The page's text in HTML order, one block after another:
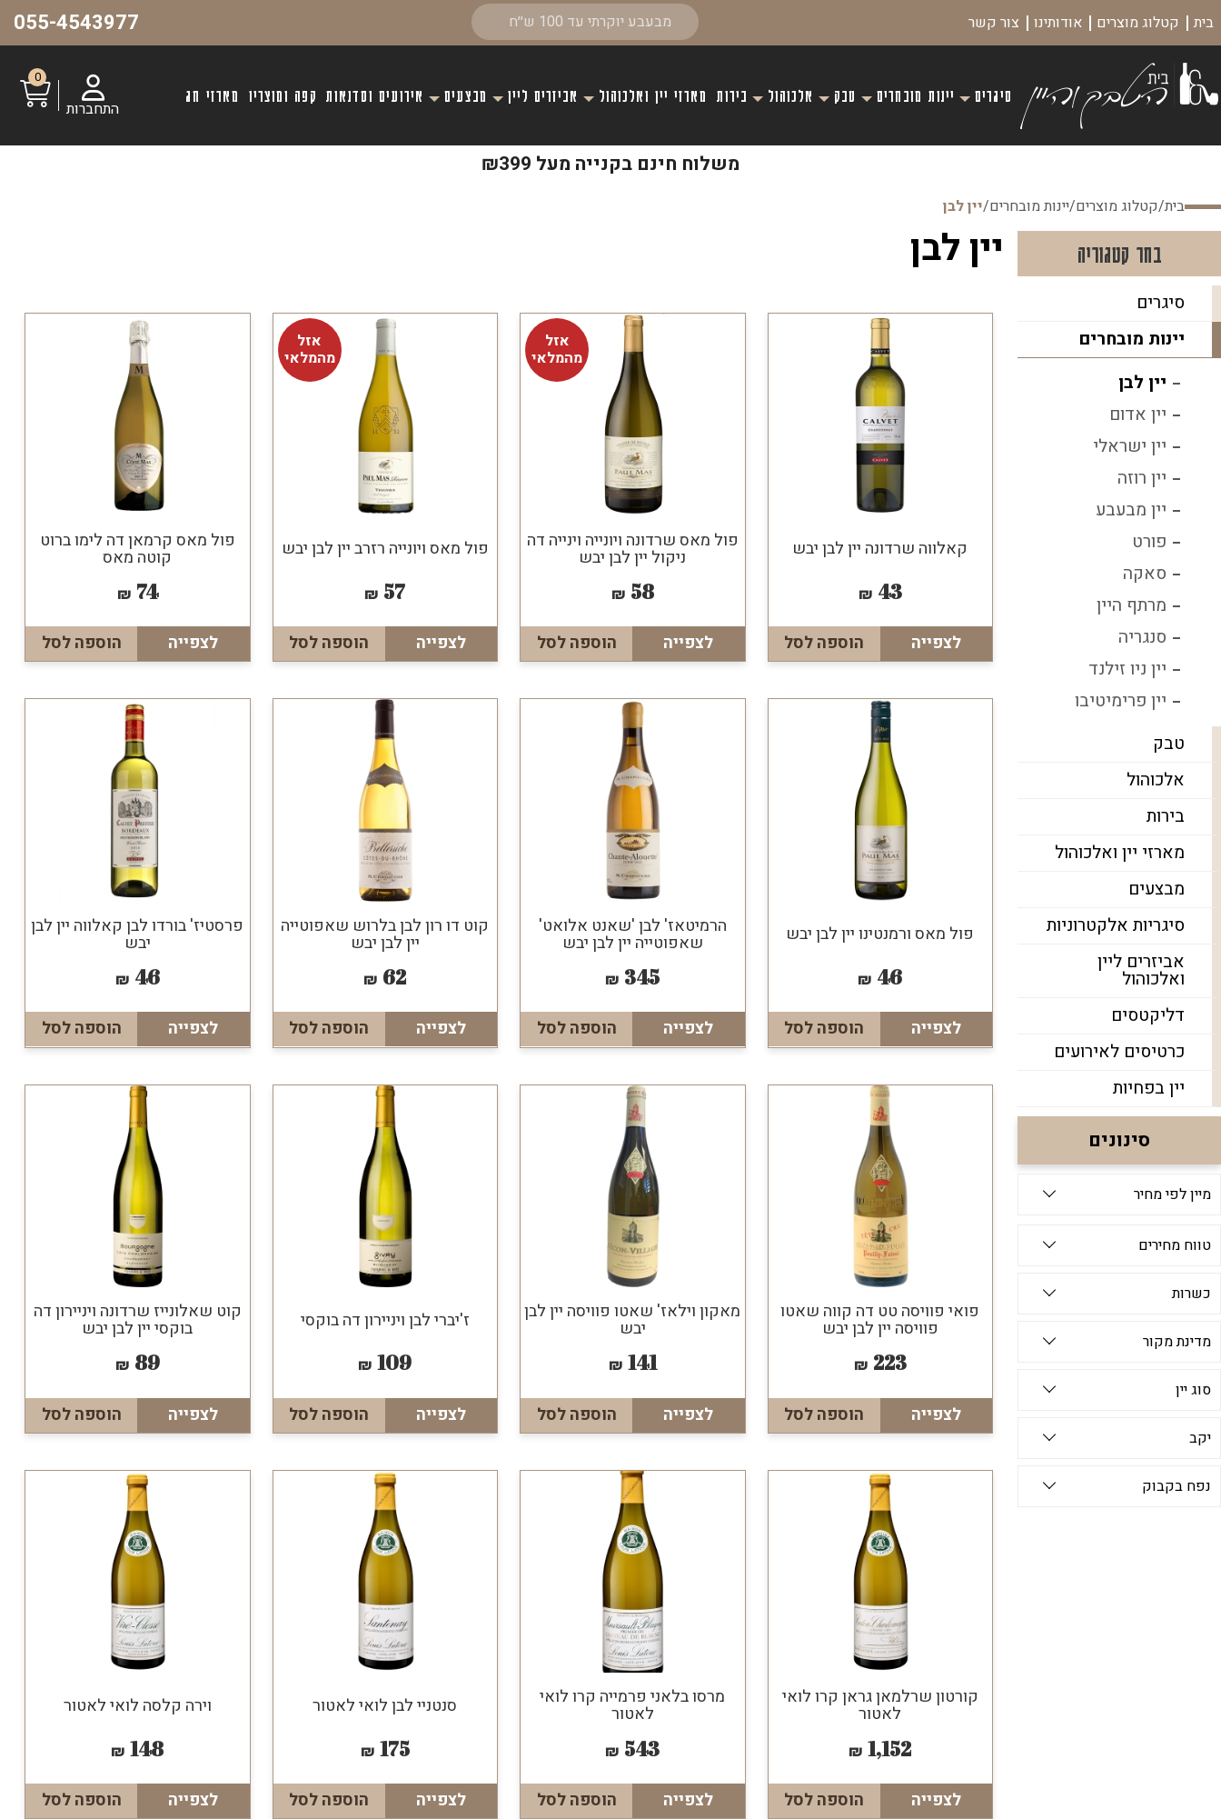
בית קטלוג מוצרים אודותינו צור קשר 055-4543977
סיגרים יינות מובחרים טבק אלכוהול בירות מארזי יין ואלכוהול אביזרים ליין מבצעים אירועים וסדנאות קפה ומוצריו מארזי חג
התחברות
0
משלוח חינם בקנייה מעל ₪399
בית/קטלוג מוצרים/יינות מובחרים/יין לבן
בחר קטגוריה
סיגרים
יינות מובחרים
יין לבן
יין אדום
יין ישראלי
יין רוזה
יין מבעבע
פורט
סאקה
מרתף היין
סנגריה
יין ניו זילנד
יין פרימיטיבו
טבק
אלכוהול
בירות
מארזי יין ואלכוהול
מבצעים
סיגריות אלקטרוניות
אביזרים ליין
ואלכוהול
דליקטסים
כרטיסים לאירועים
יין בפחיות
סינונים
טווח מחירים
כשרות
מדינת מקור
סוג יין
יקב
נפח בקבוק
יין לבן
קאלווה שרדונה יין לבן יבש
43
₪
לצפייה הוספה לסל
אזל
מהמלאי
פול מאס שרדונה ויונייה וינייה דה
ניקול יין לבן יבש
58
₪
לצפייה הוספה לסל
אזל
מהמלאי
פול מאס ויונייה רזרב יין לבן יבש
57
₪
לצפייה הוספה לסל
פול מאס קרמאן דה לימו ברוט
קוטה מאס
74
₪
לצפייה הוספה לסל
פול מאס ורמנטינו יין לבן יבש
46
₪
לצפייה הוספה לסל
הרמיטאז' לבן 'שאנט אלואט'
שאפוטייה יין לבן יבש
345
₪
לצפייה הוספה לסל
קוט דו רון לבן בלרוש שאפוטייה
יין לבן יבש
62
₪
לצפייה הוספה לסל
פרסטיז' בורדו לבן קאלווה יין לבן
יבש
46
₪
לצפייה הוספה לסל
פואי פוויסה טט דה קווה שאטו
פוויסה יין לבן יבש
223
₪
לצפייה הוספה לסל
מאקון וילאז' שאטו פוויסה יין לבן
יבש
141
₪
לצפייה הוספה לסל
ז'יברי לבן ויניירון דה בוקסי
109
₪
לצפייה הוספה לסל
קוט שאלונייז שרדונה ויניירון דה
בוקסי יין לבן יבש
89
₪
לצפייה הוספה לסל
קורטון שרלמאן גראן קרו לואי
לאטור
1,152
₪
לצפייה הוספה לסל
מרסו בלאני פרמייה קרו לואי
לאטור
543
₪
לצפייה הוספה לסל
סנטניי לבן לואי לאטור
175
₪
לצפייה הוספה לסל
וירה קלסה לואי לאטור
148
₪
לצפייה הוספה לסל